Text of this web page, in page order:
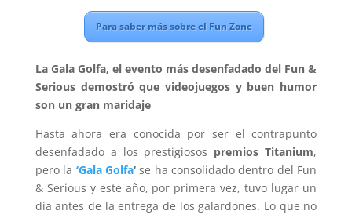
Para saber más sobre el Fun Zone
La Gala Golfa, el evento más desenfadado del Fun &
Serious demostró que videojuegos y buen humor
son un gran maridaje
Hasta ahora era conocida por ser el contrapunto
desenfadado a los prestigiosos premios Titanium,
pero la ‘Gala Golfa‘se ha consolidado dentro del Fun
& Serious y este año, por primera vez, tuvo lugar un
día antes de la entrega de los galardones. Lo que no